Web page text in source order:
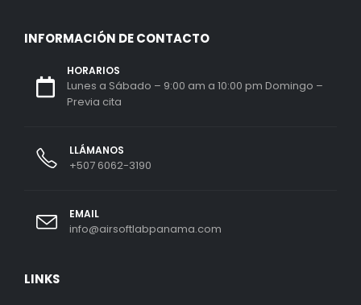
INFORMACIÓN DE CONTACTO
HORARIOS
Lunes a Sábado – 9:00 am a 10:00 pm Domingo –
Previa cita
LLÁMANOS
+507 6062-3190
EMAIL
info@airsoftlabpanama.com
LINKS